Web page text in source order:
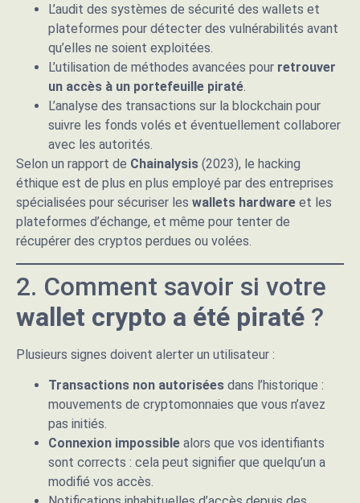
L’audit des systèmes de sécurité des wallets et
plateformes pour détecter des vulnérabilités avant
qu’elles ne soient exploitées.
L’utilisation de méthodes avancées pour retrouver
un accès à un portefeuille piraté.
L’analyse des transactions sur la blockchain pour
suivre les fonds volés et éventuellement collaborer
avec les autorités.
Selon un rapport de Chainalysis (2023), le hacking
éthique est de plus en plus employé par des entreprises
spécialisées pour sécuriser les wallets hardware et les
plateformes d’échange, et même pour tenter de
récupérer des cryptos perdues ou volées.
2. Comment savoir si votre
wallet crypto a été piraté ?
Plusieurs signes doivent alerter un utilisateur :
Transactions non autorisées dans l’historique :
mouvements de cryptomonnaies que vous n’avez
pas initiés.
Connexion impossible alors que vos identifiants
sont corrects : cela peut signifier que quelqu’un a
modifié vos accès.